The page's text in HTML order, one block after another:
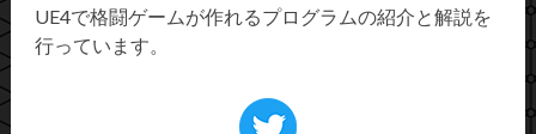
UE4で格闘ゲームが作れるプログラムの紹介と解説を
行っています。